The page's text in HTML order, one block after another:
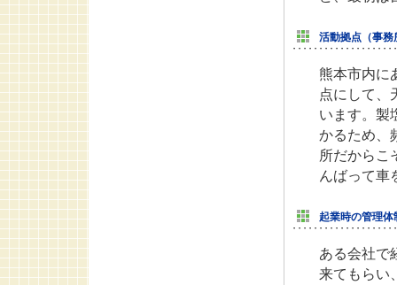
活動拠点（事務
熊本市内に
点にして、
います。製
かるため、
所だからこ
んばって車
起業時の管理体
ある会社で
来てもらい